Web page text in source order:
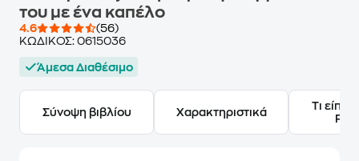
του με ένα καπέλο
4.6
(56)
ΚΩΔΙΚΟΣ: 0615036
Άμεσα Διαθέσιμο
Σύνοψη βιβλίου Χαρακτηριστικά
Τι